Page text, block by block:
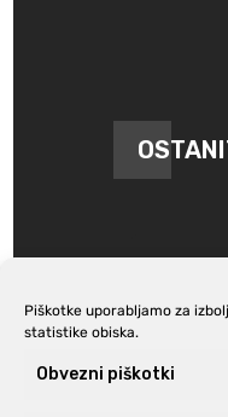
Piškotke uporabljamo za
statistike obiska.
Obvezni piškotki